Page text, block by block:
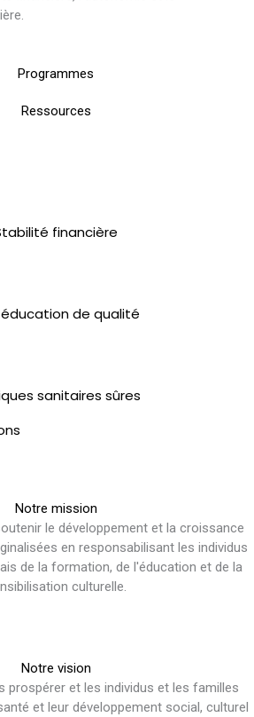
Programmes
Ressources
financière
de qualité
sanitaires sûres
Notre mission
le développement et la croissance
en responsabilisant les individus
de la formation, de l'éducation et de la
culturelle.
Notre vision
prospérer et les individus et les familles
et leur développement social, culturel